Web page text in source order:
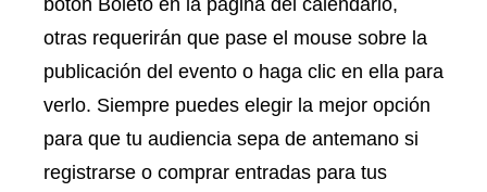
botón Boleto en la página del calendario,
otras requerirán que pase el mouse sobre la
publicación del evento o haga clic en ella para
verlo. Siempre puedes elegir la mejor opción
para que tu audiencia sepa de antemano si
registrarse o comprar entradas para tus